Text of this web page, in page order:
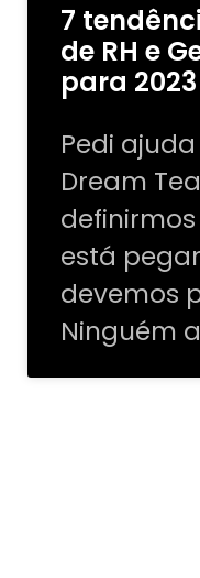
7
de RH e
para 2023
Pedi
Dream
está
devemos
Ninguém